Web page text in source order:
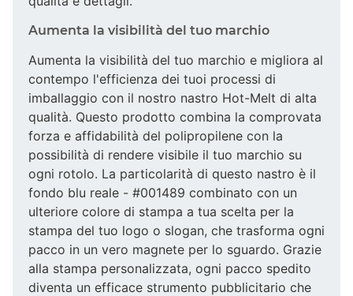
Aumenta la visibilità del tuo marchio
Aumenta la visibilità del tuo marchio e migliora al
contempo l'efficienza dei tuoi processi di
imballaggio con il nostro nastro Hot-Melt di alta
qualità. Questo prodotto combina la comprovata
forza e affidabilità del polipropilene con la
possibilità di rendere visibile il tuo marchio su
ogni rotolo. La particolarità di questo nastro è il
fondo blu reale - #001489 combinato con un
ulteriore colore di stampa a tua scelta per la
stampa del tuo logo o slogan, che trasforma ogni
pacco in un vero magnete per lo sguardo. Grazie
alla stampa personalizzata, ogni pacco spedito
diventa un efficace strumento pubblicitario che